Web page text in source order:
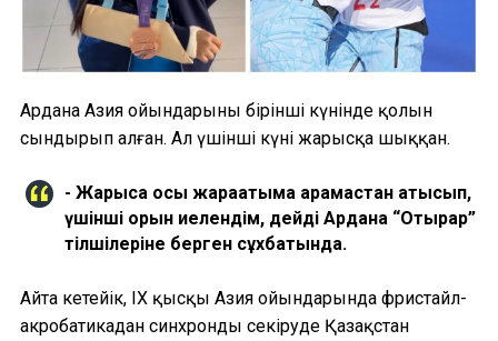
Ардана Азия ойындарының бірінші күнінде қолын
сындырып алған. Ал үшінші күні жарысқа шыққан.
- Жарысқа осы жарақатыма қарамастан қатысып,
үшінші орын иелендім, дейді Ардана “Отырар”
тілшілеріне берген сұхбатында.
Айта кетейік, IX қысқы Азия ойындарында фристайл-
акробатикадан синхронды секіруде Қазақстан